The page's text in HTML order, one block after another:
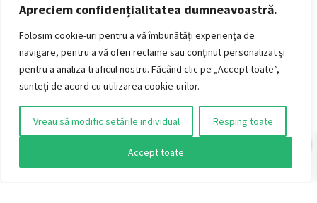
Apreciem confidențialitatea dumneavoastră.
Folosim cookie-uri pentru a vă îmbunătăți experiența de
navigare, pentru a vă oferi reclame sau conținut personalizat și
pentru a analiza traficul nostru. Făcând clic pe „Accept toate”,
sunteți de acord cu utilizarea cookie-urilor.
Vreau să modific setările individual Resping toate
Accept toate
Formular Retur
AUDIO VINTAGE S.R.L.
Jud. Timiș, Mun. Timișoara, Str. Titan, 4
CUI: 51415401 / J2025016743004
Telefon: +40 722 220 434
🎵 Abonează-te la newsletter
0